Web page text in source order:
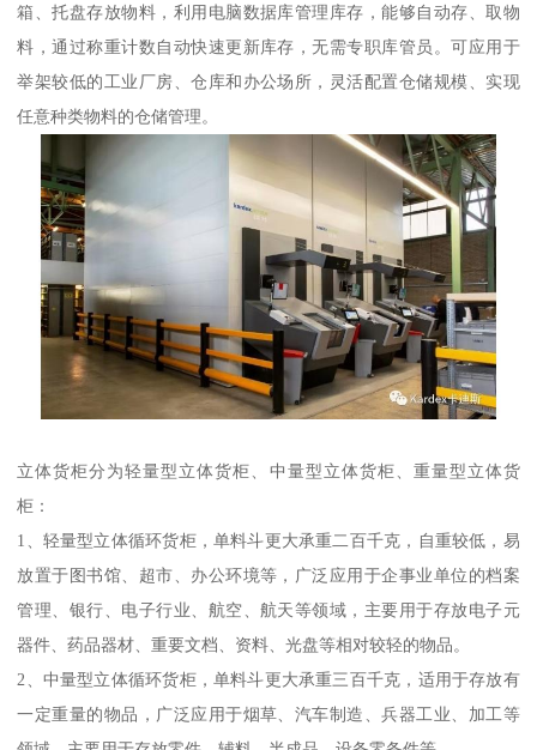
箱、托盘存放物料，利用电脑数据库管理库存，能够自动存、取物
料，通过称重计数自动快速更新库存，无需专职库管员。可应用于
举架较低的工业厂房、仓库和办公场所，灵活配置仓储规模、实现
任意种类物料的仓储管理。
立体货柜分为轻量型立体货柜、中量型立体货柜、重量型立体货
柜：
1、轻量型立体循环货柜，单料斗更大承重二百千克，自重较低，易
放置于图书馆、超市、办公环境等，广泛应用于企事业单位的档案
管理、银行、电子行业、航空、航天等领域，主要用于存放电子元
器件、药品器材、重要文档、资料、光盘等相对较轻的物品。
2、中量型立体循环货柜，单料斗更大承重三百千克，适用于存放有
一定重量的物品，广泛应用于烟草、汽车制造、兵器工业、加工等